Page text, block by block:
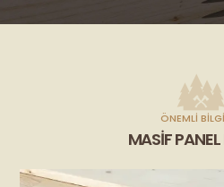
ÖNEMLI
MASIF